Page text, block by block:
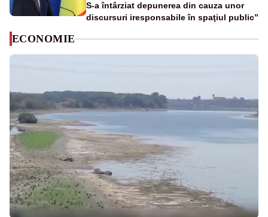
S-a întârziat depunerea din cauza unor
discursuri iresponsabile în spaţiul public”
ECONOMIE